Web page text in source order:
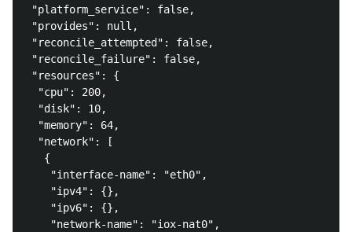
"platform_service": false,
"provides": null,
"reconcile_attempted": false,
"reconcile_failure": false,
"resources": {
  "cpu": 200,
  "disk": 10,
  "memory": 64,
  "network": [
   {
    "interface-name": "eth0",
    "ipv4": {},
    "ipv6": {},
    "network-name": "iox-nat0",